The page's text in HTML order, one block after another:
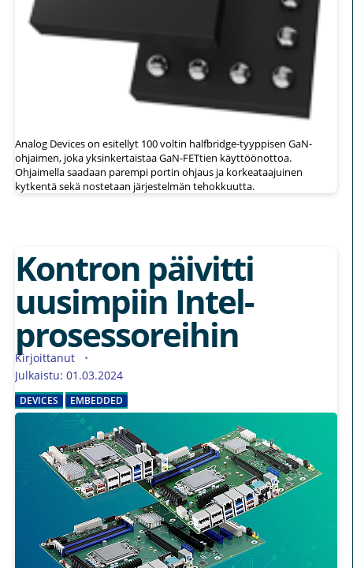
Analog Devices on esitellyt 100 voltin halfbridge-tyyppisen GaN-
ohjaimen, joka yksinkertaistaa GaN-FETtien käyttöönottoa.
Ohjaimella saadaan parempi portin ohjaus ja korkeataajuinen
kytkentä sekä nostetaan järjestelmän tehokkuutta.
Kontron päivitti
uusimpiin Intel-
prosessoreihin
Kirjoittanut
Julkaistu: 01.03.2024
DEVICES EMBEDDED